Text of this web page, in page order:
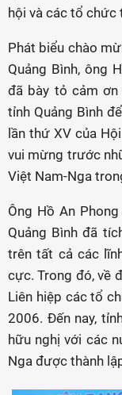
hội và các tổ chức
Phát biểu chào
Quảng Bình, ông
đã bày tỏ cảm ơn
tỉnh Quảng Bình
lần thứ XV của
vui mừng trước
Việt Nam-Nga
Ông Hồ An
Quảng Bình đã
trên tất cả các
cực. Trong đó, về
Liên hiệp các tổ
2006. Đến nay,
hữu nghị với các
Nga được thành